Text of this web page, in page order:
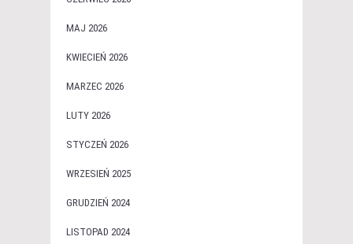
MAJ 2026
KWIECIEŃ 2026
MARZEC 2026
LUTY 2026
STYCZEŃ 2026
WRZESIEŃ 2025
GRUDZIEŃ 2024
LISTOPAD 2024